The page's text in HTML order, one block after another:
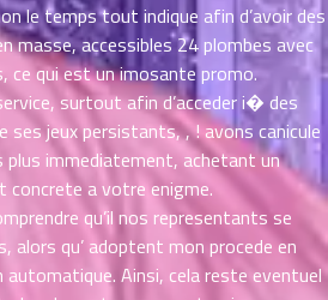
le temps tout indique afin d’avoir des
masse, accessibles 24 plombes avec
ce qui est un imosante promo.
surtout afin d’acceder i� des
ses jeux persistants, , ! avons canicule
plus immediatement, achetant un
concrete a votre enigme.
qu’il nos representants se
alors qu’ adoptent mon procede en
Ainsi, cela reste eventuel